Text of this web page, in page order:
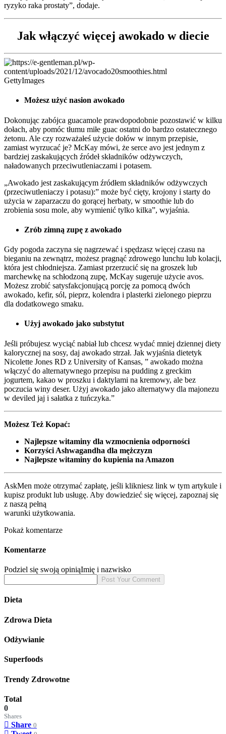
ryzyko raka prostaty”, dodaje.
Jak włączyć więcej awokado w diecie
GettyImages
Możesz użyć nasion awokado
Dokonując zabójca guacamole prawdopodobnie pozostawić w kilku
dołach, aby pomóc tłumu miłe guac ostatni do bardzo ostatecznego
żetonu. Ale czy rozważałeś użycie dołów w innym przepisie,
zamiast wyrzucać je? McKay mówi, że serce avo jest jednym z
bardziej zaskakujących źródeł składników odżywczych,
naładowanych przeciwutleniaczami i potasem.
„Awokado jest zaskakującym źródłem składników odżywczych
(przeciwutleniaczy i potasu):” może być cięty, krojony i starty do
użycia w zaparzaczu do gorącej herbaty, w smoothie lub do
zrobienia sosu mole, aby wymienić tylko kilka”, wyjaśnia.
Zrób zimną zupę z awokado
Gdy pogoda zaczyna się nagrzewać i spędzasz więcej czasu na
bieganiu na zewnątrz, możesz pragnąć zdrowego lunchu lub kolacji,
która jest chłodniejsza. Zamiast przerzucić się na groszek lub
marchewkę na schłodzoną zupę, McKay sugeruje użycie avos.
Możesz zrobić satysfakcjonującą porcję za pomocą dwóch
awokado, kefir, sól, pieprz, kolendra i plasterki zielonego pieprzu
dla dodatkowego smaku.
Użyj awokado jako substytut
Jeśli próbujesz wyciąć nabiał lub chcesz wydać mniej dziennej diety
kalorycznej na sosy, daj awokado strzał. Jak wyjaśnia dietetyk
Nicolette Jones RD z University of Kansas, ” awokado można
włączyć do alternatywnego przepisu na pudding z greckim
jogurtem, kakao w proszku i daktylami na kremowy, ale bez
poczucia winy deser. Użyj awokado jako alternatywy dla majonezu
w deviled jaj i sałatka z tuńczyka.”
Możesz Też Kopać:
Najlepsze witaminy dla wzmocnienia odporności
Korzyści Ashwagandha dla mężczyzn
Najlepsze witaminy do kupienia na Amazon
AskMen może otrzymać zapłatę, jeśli klikniesz link w tym artykule i
kupisz produkt lub usługę. Aby dowiedzieć się więcej, zapoznaj się
z naszą pełną
warunki użytkowania.
Pokaż komentarze
Komentarze
Podziel się swoją opiniąImię i nazwisko
Dieta
Zdrowa Dieta
Odżywianie
Superfoods
Trendy Zdrowotne
Total
0
Shares
Share 0